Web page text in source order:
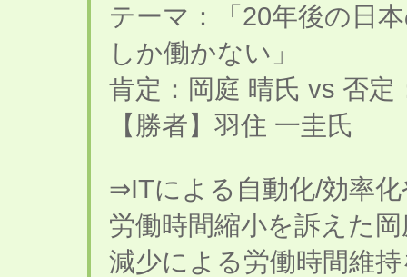
テーマ：「20年後の日
しか働かない」
肯定：岡庭 晴氏 vs 否定
【勝者】羽住 一圭氏
⇒ITによる自動化/効率
労働時間縮小を訴えた
減少による労働時間維